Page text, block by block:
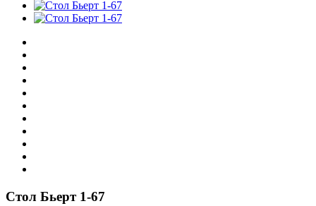
Стол Бьерт 1-67